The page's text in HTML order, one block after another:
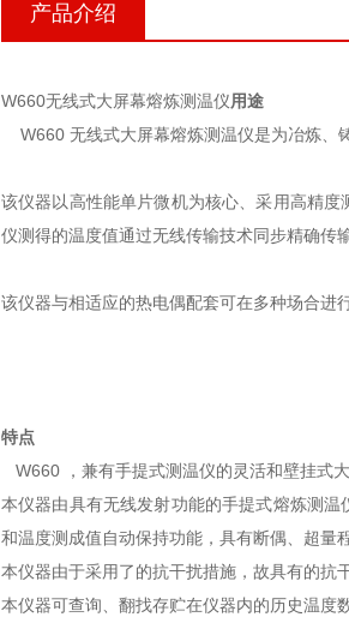
产品介绍
W660无线式大屏幕熔炼测温仪用途
W660 无线式大屏幕熔炼测温仪是为冶炼、
该仪器以高性能单片微机为核心、采用高精
仪测得的温度值通过无线传输技术同步精确传
该仪器与相适应的热电偶配套可在多种场合进
特点
W660 ，兼有手提式测温仪的灵活和壁挂式
本仪器由具有无线发射功能的手提式熔炼测
和温度测成值自动保持功能，具有断偶、超量
本仪器由于采用了的抗干扰措施，故具有的抗
本仪器可查询、翻找存贮在仪器内的历史温度